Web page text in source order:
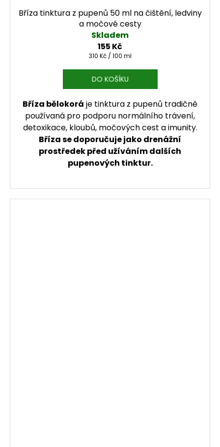
Bříza tinktura z pupenů 50 ml na čištění, ledviny
a močové cesty
Skladem
155 Kč
Měrná cena:
310 Kč / 100 ml
DO KOŠÍKU
Bříza bělokorá je tinktura z pupenů tradičně
používaná pro podporu normálního trávení,
detoxikace, kloubů, močových cest a imunity.
Bříza se doporučuje jako drenážní
prostředek před užíváním dalších
pupenových tinktur.